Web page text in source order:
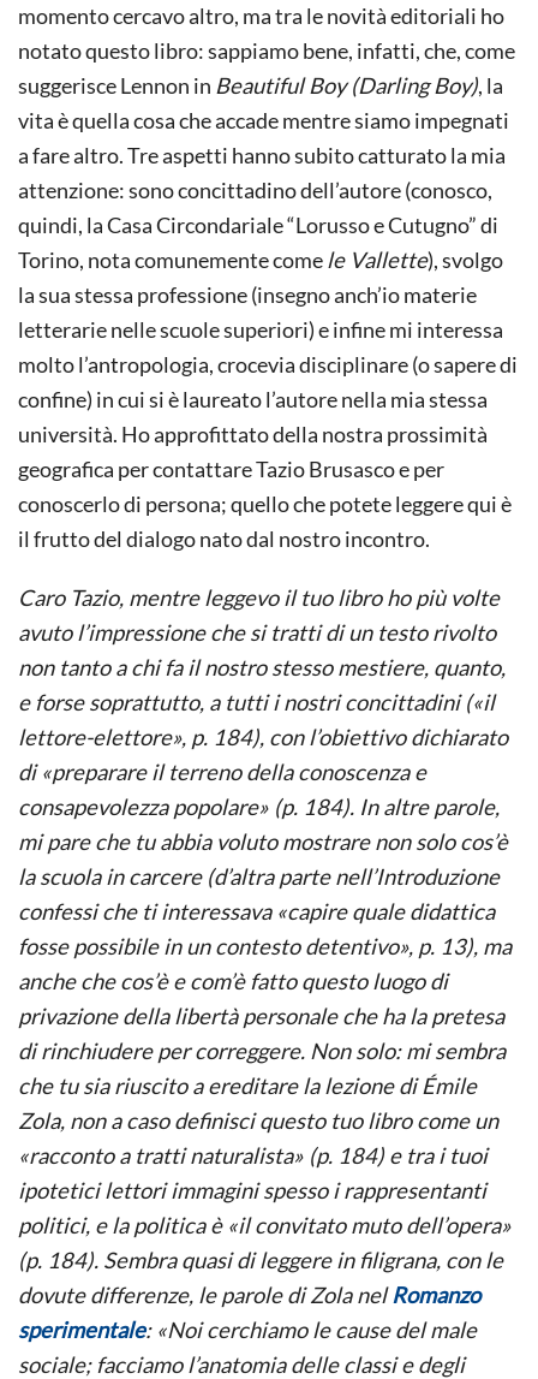
momento cercavo altro, ma tra le novità editoriali ho
notato questo libro: sappiamo bene, infatti, che, come
suggerisce Lennon in Beautiful Boy (Darling Boy), la
vita è quella cosa che accade mentre siamo impegnati
a fare altro. Tre aspetti hanno subito catturato la mia
attenzione: sono concittadino dell’autore (conosco,
quindi, la Casa Circondariale “Lorusso e Cutugno” di
Torino, nota comunemente come le Vallette), svolgo
la sua stessa professione (insegno anch’io materie
letterarie nelle scuole superiori) e infine mi interessa
molto l’antropologia, crocevia disciplinare (o sapere di
confine) in cui si è laureato l’autore nella mia stessa
università. Ho approfittato della nostra prossimità
geografica per contattare Tazio Brusasco e per
conoscerlo di persona; quello che potete leggere qui è
il frutto del dialogo nato dal nostro incontro.
Caro Tazio, mentre leggevo il tuo libro ho più volte
avuto l’impressione che si tratti di un testo rivolto
non tanto a chi fa il nostro stesso mestiere, quanto,
e forse soprattutto, a tutti i nostri concittadini («il
lettore-elettore», p. 184), con l’obiettivo dichiarato
di «preparare il terreno della conoscenza e
consapevolezza popolare» (p. 184). In altre parole,
mi pare che tu abbia voluto mostrare non solo cos’è
la scuola in carcere (d’altra parte nell’Introduzione
confessi che ti interessava «capire quale didattica
fosse possibile in un contesto detentivo», p. 13), ma
anche che cos’è e com’è fatto questo luogo di
privazione della libertà personale che ha la pretesa
di rinchiudere per correggere. Non solo: mi sembra
che tu sia riuscito a ereditare la lezione di Émile
Zola, non a caso definisci questo tuo libro come un
«racconto a tratti naturalista» (p. 184) e tra i tuoi
ipotetici lettori immagini spesso i rappresentanti
politici, e la politica è «il convitato muto dell’opera»
(p. 184). Sembra quasi di leggere in filigrana, con le
dovute differenze, le parole di Zola nelRomanzo
sperimentale: «Noi cerchiamo le cause del male
sociale; facciamo l’anatomia delle classi e degli